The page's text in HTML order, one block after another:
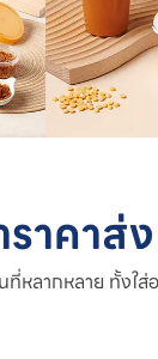
าคาส่
ลากหลาย ทั้งใ